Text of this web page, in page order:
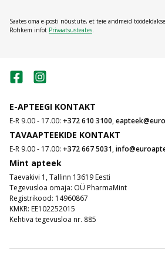
Saates oma e-posti nõustute, et teie andmeid
Rohkem infot Privaatsusteates.
E-APTEEGI KONTAKT
E-R 9.00 - 17.00: +372 610 3100,
TAVAAPTEEKIDE KONTAKT
E-R 9.00 - 17.00: +372 667 5031,
Mint apteek
Taevakivi 1, Tallinn 13619 Eesti
Tegevusloa omaja: OÜ PharmaMint
Registrikood: 14960867
KMKR: EE102252015
Kehtiva tegevusloa nr. 885